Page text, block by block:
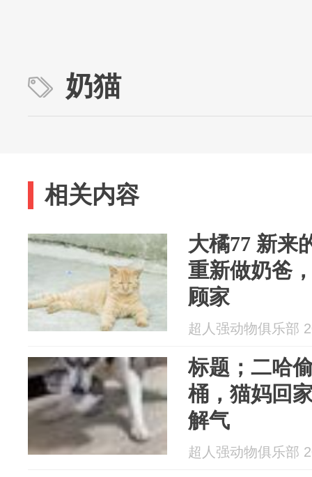
奶猫
相关内容
大橘77 新来
重新做奶爸
顾家
超人强动物俱乐部
标题；二哈
桶，猫妈回
解气
超人强动物俱乐部